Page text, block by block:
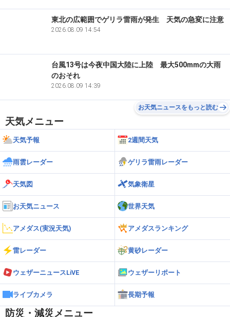
東北の広範囲でゲリラ雷雨が発生 天気の急変に注意
2026.08.09 14:54
台風13号は今夜中国大陸に上陸 最大500mmの大雨
のおそれ
2026.08.09 14:39
お天気ニュースをもっと読む
天気メニュー
天気予報 2週間天気
雨雲レーダー ゲリラ雷雨レーダー
天気図 気象衛星
お天気ニュース 世界天気
アメダス(実況天気) アメダスランキング
雷レーダー 黄砂レーダー
ウェザーニュースLiVE ウェザーリポート
ライブカメラ 長期予報
防災・減災メニュー